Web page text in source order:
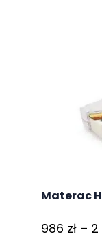
Materac
986 zł – 2